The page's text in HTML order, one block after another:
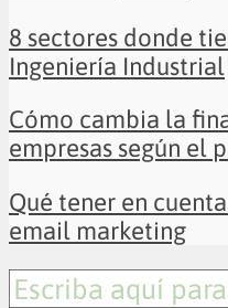
8 sectores donde
Ingeniería Industrial
Cómo cambia la
empresas según el
Qué tener en
email marketing